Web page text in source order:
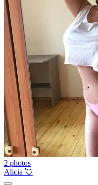
2 photos
Alicia 💘